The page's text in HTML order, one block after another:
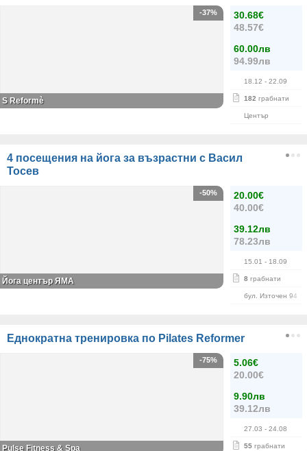
30.68€
48.57€
60.00лв
94.99лв
18.12 - 22.09
182 грабнати
Център
-37%
S Reformè
4 посещения на йога за възрастни с Васил
Тосев
20.00€
40.00€
39.12лв
78.23лв
15.01 - 18.09
8 грабнати
бул. Източен 94
-50%
Йога център ЯМА
Еднократна тренировка по Pilates Reformer
5.06€
20.00€
9.90лв
39.12лв
27.03 - 24.08
55 грабнати
-75%
Pulse Fitness & Spa